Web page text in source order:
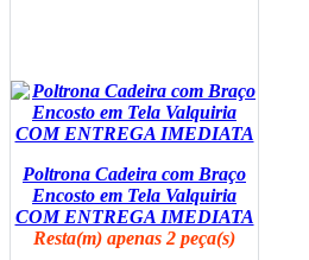
Poltrona Cadeira com Braço
Encosto em Tela Valquiria
COM ENTREGA IMEDIATA
Resta(m) apenas 2 peça(s)